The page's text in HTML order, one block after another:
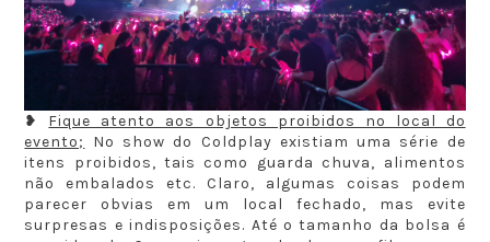
❥ Fique atento aos objetos proibidos no local do
evento;
No show do Coldplay existiam uma série de
itens proibidos, tais como guarda chuva, alimentos
não embalados etc. Claro, algumas coisas podem
parecer obvias em um local fechado, mas evite
surpresas e indisposições. Até o tamanho da bolsa é